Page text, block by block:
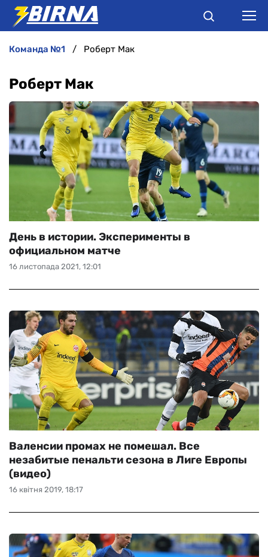
АНАЛІТИКА
ІНТЕРВ'Ю
РІЗНЕ
БУКМЕКЕРИ
команда №1 Роберт Мак
Роберт Мак
16 листопада 2021, 12:01
День в истории. Эксперименты в
официальном матче
16 квітня 2019, 18:17
Валенсии промах не помешал. Все
незабитые пенальти сезона в Лиге Европы
(видео)